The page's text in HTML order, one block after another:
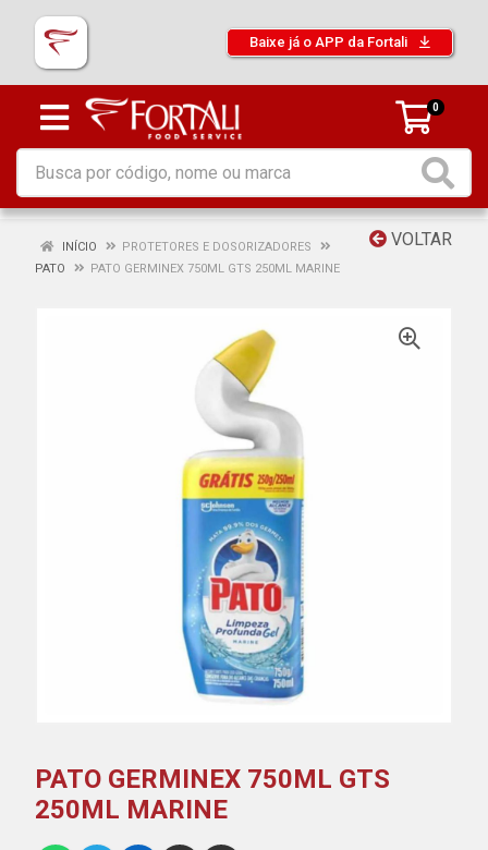
Baixe já o APP da Fortali
0
VOLTAR
INÍCIO
PROTETORES E DOSORIZADORES
PATO
PATO GERMINEX 750ML GTS 250ML MARINE
PATO GERMINEX 750ML GTS
250ML MARINE